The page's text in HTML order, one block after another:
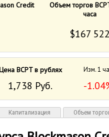
Credit
Объем торгов
часа
$167
BCPT в рублях Изм. 1
1,738 Руб. -
Капитализация Объем